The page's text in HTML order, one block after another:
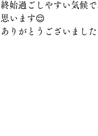
終始過ごしやすい気候
思います😌
ありがとうございました